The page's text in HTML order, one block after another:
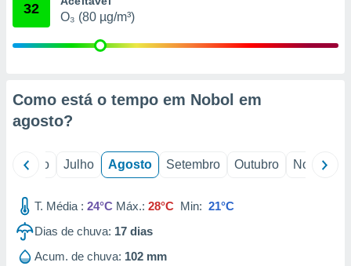
de
1199
32
O₃ (80 µg/m³)
Como está o tempo em Nobol em
agosto?
Junho Julho Agosto Setembro Outubro Novembro
T. Média : 24°C Máx.: 28°C Min: 21°C
Dias de chuva: 17 dias
Acum. de chuva: 102 mm